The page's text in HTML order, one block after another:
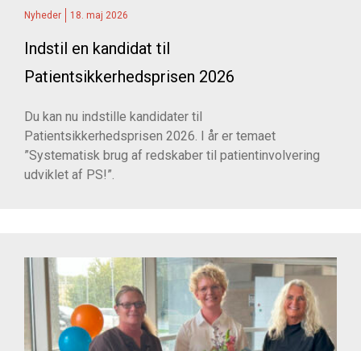
Nyheder 18. maj 2026
Indstil en kandidat til
Patientsikkerhedsprisen 2026
Du kan nu indstille kandidater til
Patientsikkerhedsprisen 2026. I år er temaet
”Systematisk brug af redskaber til patientinvolvering
udviklet af PS!”.